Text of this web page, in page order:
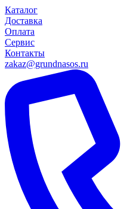
Каталог
Доставка
Оплата
Сервис
Контакты
zakaz@grundnasos.ru